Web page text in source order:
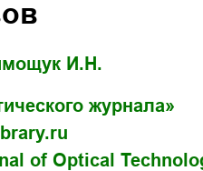
И.Н.
журнала»
of Optical